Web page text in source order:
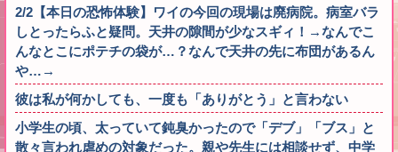
2/2【本日の恐怖体験】ワイの今回の現場は廃病院。病室バラ
しとったらふと疑問。天井の隙間が少なスギィ！→なんでこ
んなとこにポテチの袋が…？なんで天井の先に布団があるん
や…→
彼は私が何かしても、一度も「ありがとう」と言わない
小学生の頃、太っていて鈍臭かったので「デブ」「ブス」と
散々言われ虐めの対象だった。親や先生には相談せず、中学